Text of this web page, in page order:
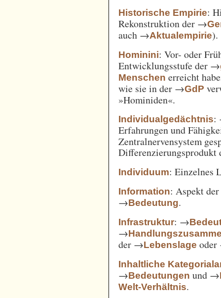
Historische Empirie:
Rekonstruktion der →
auch →Aktualempirie).
Hominini: Vor- oder
Entwicklungsstufe der →
Menschen erreicht
wie sie in der →GdP
»Hominiden«.
Individualgedächtnis:
Erfahrungen und
Zentralnervensystem
Individuum: Einzelnes
Information: Aspekt
→Bedeutung.
Infrastruktur: →
→
der →Lebenslage
Inhaltliche
→Bedeutungen und →
Welt-Verhältnis.